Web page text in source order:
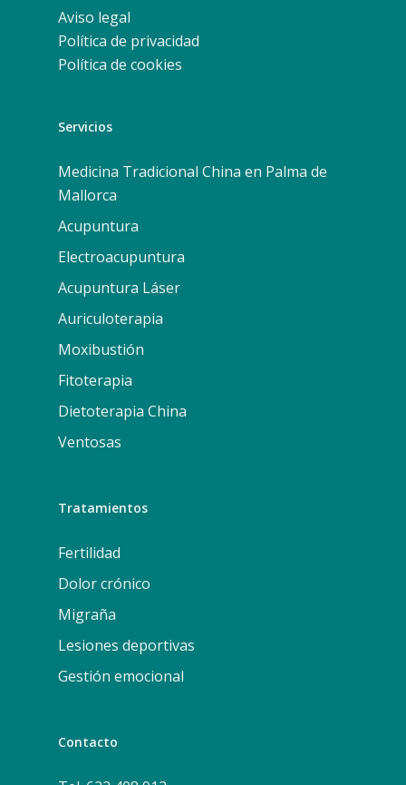
Aviso legal
Política de privacidad
Política de cookies
Servicios
Medicina Tradicional China en Palma de
Mallorca
Acupuntura
Electroacupuntura
Acupuntura Láser
Auriculoterapia
Moxibustión
Fitoterapia
Dietoterapia China
Ventosas
Tratamientos
Fertilidad
Dolor crónico
Migraña
Lesiones deportivas
Gestión emocional
Contacto